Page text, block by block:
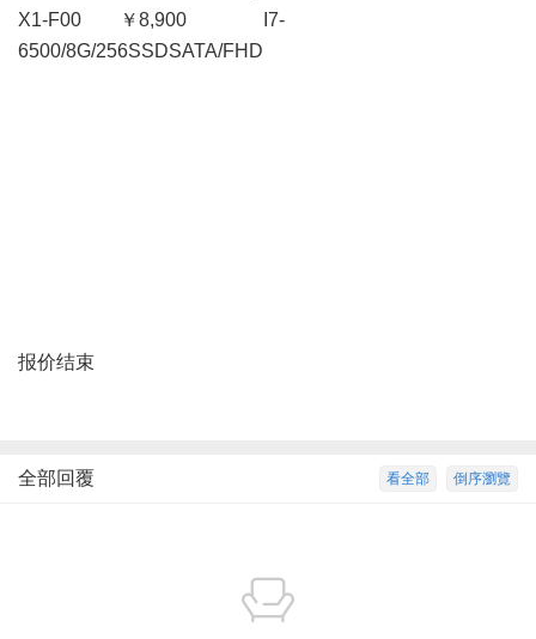
X1-F00 ￥8,900 I7-
6500/8G/256SSDSATA/FHD
报价结束
倒序瀏覽
看全部
全部回覆